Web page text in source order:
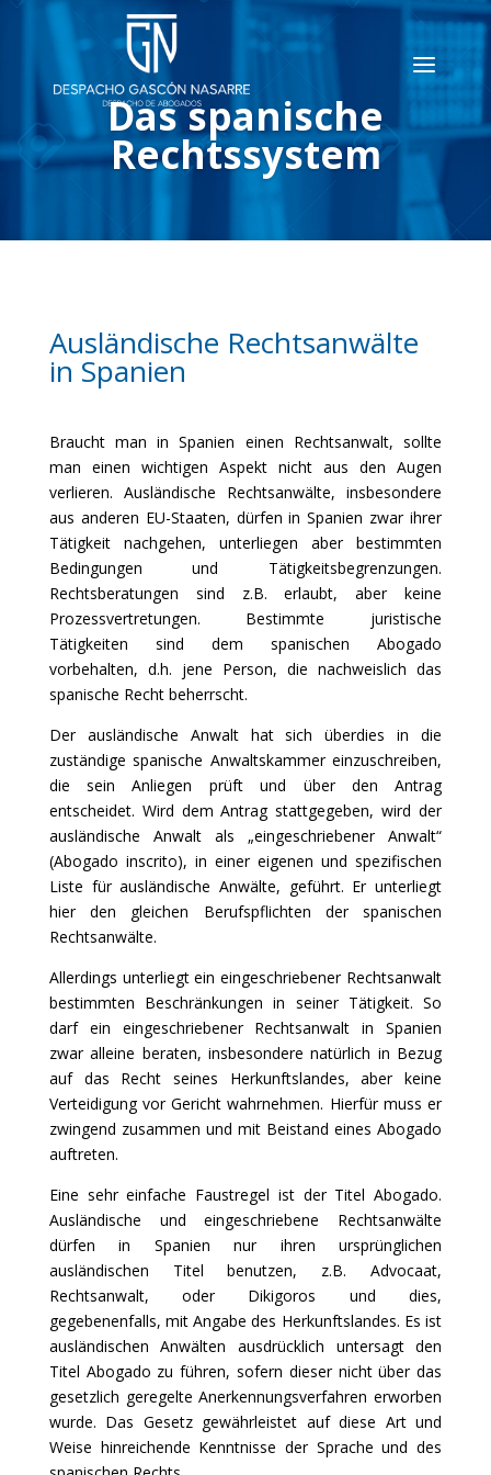
Das spanische
Rechtssystem
Ausländische Rechtsanwälte
in Spanien
Braucht man in Spanien einen Rechtsanwalt, sollte
man einen wichtigen Aspekt nicht aus den Augen
verlieren. Ausländische Rechtsanwälte, insbesondere
aus anderen EU-Staaten, dürfen in Spanien zwar ihrer
Tätigkeit nachgehen, unterliegen aber bestimmten
Bedingungen und Tätigkeitsbegrenzungen.
Rechtsberatungen sind z.B. erlaubt, aber keine
Prozessvertretungen. Bestimmte juristische
Tätigkeiten sind dem spanischen Abogado
vorbehalten, d.h. jene Person, die nachweislich das
spanische Recht beherrscht.
Der ausländische Anwalt hat sich überdies in die
zuständige spanische Anwaltskammer einzuschreiben,
die sein Anliegen prüft und über den Antrag
entscheidet. Wird dem Antrag stattgegeben, wird der
ausländische Anwalt als „eingeschriebener Anwalt“
(Abogado inscrito), in einer eigenen und spezifischen
Liste für ausländische Anwälte, geführt. Er unterliegt
hier den gleichen Berufspflichten der spanischen
Rechtsanwälte.
Allerdings unterliegt ein eingeschriebener Rechtsanwalt
bestimmten Beschränkungen in seiner Tätigkeit. So
darf ein eingeschriebener Rechtsanwalt in Spanien
zwar alleine beraten, insbesondere natürlich in Bezug
auf das Recht seines Herkunftslandes, aber keine
Verteidigung vor Gericht wahrnehmen. Hierfür muss er
zwingend zusammen und mit Beistand eines Abogado
auftreten.
Eine sehr einfache Faustregel ist der Titel Abogado.
Ausländische und eingeschriebene Rechtsanwälte
dürfen in Spanien nur ihren ursprünglichen
ausländischen Titel benutzen, z.B. Advocaat,
Rechtsanwalt, oder Dikigoros und dies,
gegebenenfalls, mit Angabe des Herkunftslandes. Es ist
ausländischen Anwälten ausdrücklich untersagt den
Titel Abogado zu führen, sofern dieser nicht über das
gesetzlich geregelte Anerkennungsverfahren erworben
wurde. Das Gesetz gewährleistet auf diese Art und
Weise hinreichende Kenntnisse der Sprache und des